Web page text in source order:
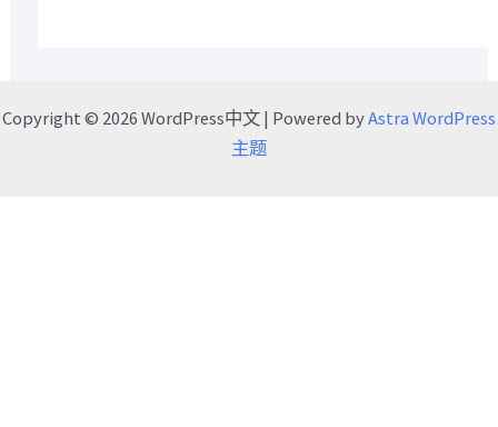
Copyright © 2026 WordPress中文 | Powered byAstra WordPress
主题